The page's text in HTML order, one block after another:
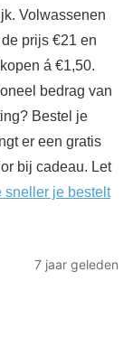
Volwassenen
prijs €21 en
á €1,50.
bedrag van
Bestel je
er een gratis
bij cadeau. Let
sneller je bestelt
7 jaar geleden